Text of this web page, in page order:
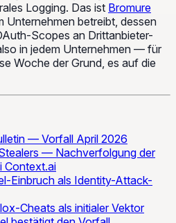
Logging. Das ist Bromure
Unternehmen betreibt, dessen
Scopes an Drittanbieter-
in jedem Unternehmen — für
Woche der Grund, es auf die
— Vorfall April 2026
— Nachverfolgung der
Context.ai
Einbruch als Identity-Attack-
Cheats als initialer Vektor